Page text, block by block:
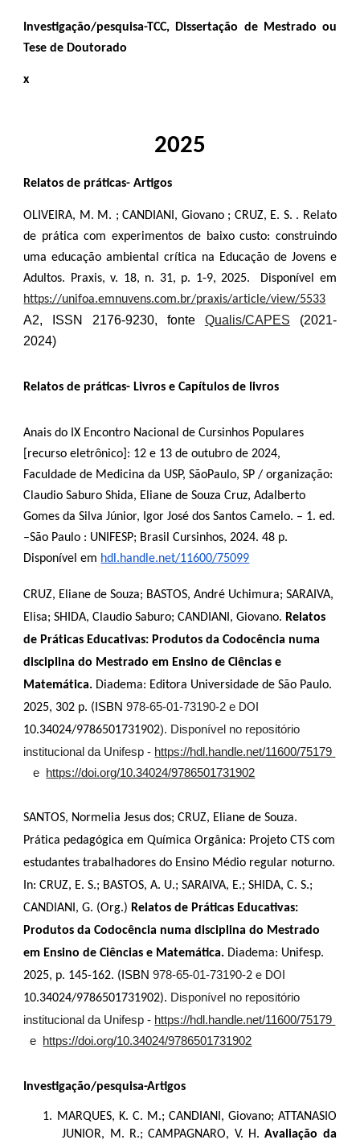
Investigação/pesquisa-TCC, Dissertação de Mestrado ou
Tese de Doutorado
x
2025
Relatos de práticas- Artigos
OLIVEIRA, M. M. ; CANDIANI, Giovano ; CRUZ, E. S. . Relato
de prática com experimentos de baixo custo: construindo
uma educação ambiental crítica na Educação de Jovens e
Adultos. Praxis, v. 18, n. 31, p. 1-9, 2025. Disponível em
https://unifoa.emnuvens.com.br/praxis/article/view/5533
A2, ISSN 2176-9230, fonte Qualis/CAPES (2021-
2024)
Relatos de práticas- Livros e Capítulos de livros
Anais do IX Encontro Nacional de Cursinhos Populares
[recurso eletrônico]: 12 e 13 de outubro de 2024,
Faculdade de Medicina da USP, SãoPaulo, SP / organização:
Claudio Saburo Shida, Eliane de Souza Cruz, Adalberto
Gomes da Silva Júnior, Igor José dos Santos Camelo. – 1. ed.
–São Paulo : UNIFESP; Brasil Cursinhos, 2024. 48 p.
Disponível em hdl.handle.net/11600/75099
CRUZ, Eliane de Souza; BASTOS, André Uchimura; SARAIVA,
Elisa; SHIDA, Claudio Saburo; CANDIANI, Giovano. Relatos
de Práticas Educativas: Produtos da Codocência numa
disciplina do Mestrado em Ensino de Ciências e
Matemática. Diadema: Editora Universidade de São Paulo.
2025, 302 p. ( ISBN978-65-01-73190-2 e DOI
10.34024/9786501731902). Disponível no repositório
institucional da Unifesp - https://hdl.handle.net/11600/75179
e https://doi.org/10.34024/9786501731902
SANTOS, Normelia Jesus dos; CRUZ, Eliane de Souza.
Prática pedagógica em Química Orgânica: Projeto CTS com
estudantes trabalhadores do Ensino Médio regular noturno.
In:CRUZ, E.S.; BASTOS, A. U.; SARAIVA, E.; SHIDA, C. S.;
CANDIANI,G. (Org.) Relatos de Práticas Educativas:
Produtos da Codocência numa disciplina do Mestrado
em Ensino de Ciências e Matemática. Diadema: Unifesp.
2025, p. 145-162. ( ISBN978-65-01-73190-2 e DOI
10.34024/9786501731902). Disponível no repositório
institucional da Unifesp - https://hdl.handle.net/11600/75179
e https://doi.org/10.34024/9786501731902
Investigação/pesquisa-Artigos
1. MARQUES, K. C. M.; CANDIANI, Giovano; ATTANASIO
JUNIOR, M. R.; CAMPAGNARO, V. H.Avaliação da